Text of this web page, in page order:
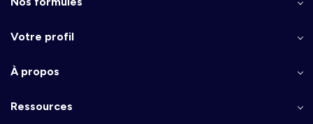
Votre profil
À propos
Ressources